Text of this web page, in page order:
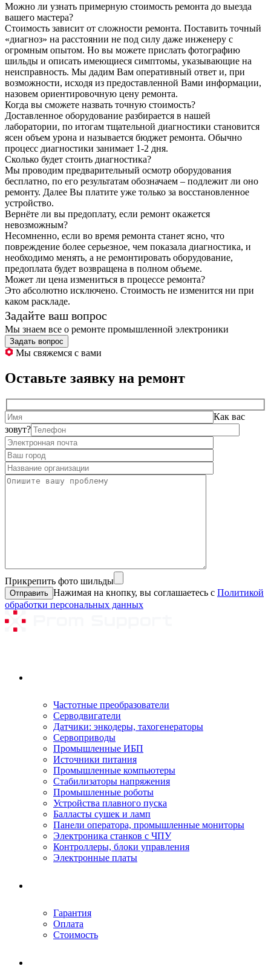
Можно ли узнать примерную стоимость ремонта до выезда
вашего мастера?
Стоимость зависит от сложности ремонта. Поставить точный
«диагноз» на расстоянии не под силу даже инженеру с
огромным опытом. Но вы можете прислать фотографию
шильды и описать имеющиеся симптомы, указывающие на
неисправность. Мы дадим Вам оперативный ответ и, при
возможности, исходя из предоставленной Вами информации,
назовем ориентировочную цену ремонта.
Когда вы сможете назвать точную стоимость?
Доставленное оборудование разбирается в нашей
лаборатории, по итогам тщательной диагностики становится
ясен объем урона и называется бюджет ремонта. Обычно
процесс диагностики занимает 1-2 дня.
Сколько будет стоить диагностика?
Мы проводим предварительный осмотр оборудования
бесплатно, по его результатам обозначаем – подлежит ли оно
ремонту. Далее Вы платите уже только за восстановленное
устройство.
Вернёте ли вы предоплату, если ремонт окажется
невозможным?
Несомненно, если во время ремонта станет ясно, что
повреждение более серьезное, чем показала диагностика, и
необходимо менять, а не ремонтировать оборудование,
предоплата будет возвращена в полном объеме.
Может ли цена измениться в процессе ремонта?
Это абсолютно исключено. Стоимость не изменится ни при
каком раскладе.
Задайте ваш вопрос
Мы знаем все о ремонте промышленной электроники
Задать вопрос
Мы свяжемся с вами
Оставьте заявку на ремонт
Как вас
зовут?
Прикрепить фото шильды
Нажимая на кнопку, вы соглашаетесь с Политикой
обработки персональных данных
Частотные преобразователи
Серводвигатели
Датчики: энкодеры, тахогенераторы
Сервоприводы
Промышленные ИБП
Источники питания
Промышленные компьютеры
Стабилизаторы напряжения
Промышленные роботы
Устройства плавного пуска
Балласты сушек и ламп
Панели оператора, промышленные мониторы
Электроника станков с ЧПУ
Контроллеры, блоки управления
Электронные платы
Гарантия
Оплата
Стоимость